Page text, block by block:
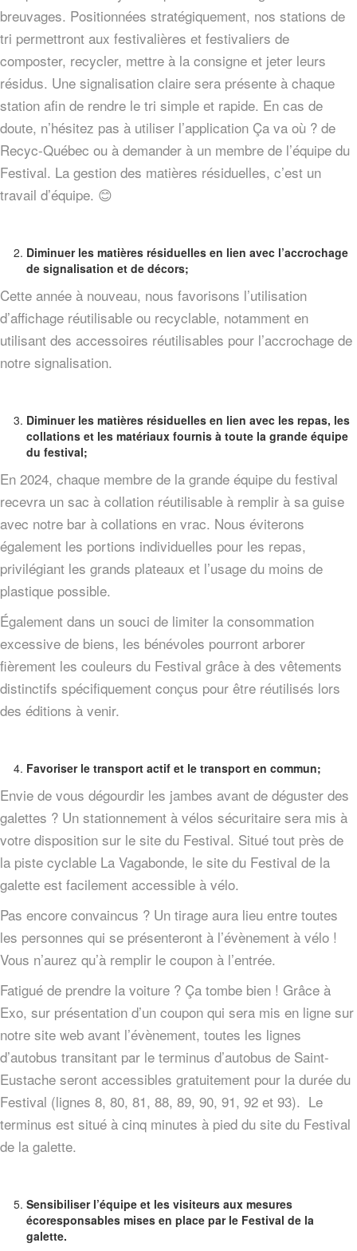
breuvages. Positionnées stratégiquement, nos stations de
tri permettront aux festivalières et festivaliers de
composter, recycler, mettre à la consigne et jeter leurs
résidus. Une signalisation claire sera présente à chaque
station afin de rendre le tri simple et rapide. En cas de
doute, n’hésitez pas à utiliser l’application Ça va où ? de
Recyc-Québec ou à demander à un membre de l’équipe du
Festival. La gestion des matières résiduelles, c’est un
travail d’équipe. 😊
Diminuer les matières résiduelles en lien avec l’accrochage
de signalisation et de décors;
Cette année à nouveau, nous favorisons l’utilisation
d’affichage réutilisable ou recyclable, notamment en
utilisant des accessoires réutilisables pour l’accrochage de
notre signalisation.
Diminuer les matières résiduelles en lien avec les repas, les
collations et les matériaux fournis à toute la grande équipe
du festival;
En 2024, chaque membre de la grande équipe du festival
recevra un sac à collation réutilisable à remplir à sa guise
avec notre bar à collations en vrac. Nous éviterons
également les portions individuelles pour les repas,
privilégiant les grands plateaux et l’usage du moins de
plastique possible.
Également dans un souci de limiter la consommation
excessive de biens, les bénévoles pourront arborer
fièrement les couleurs du Festival grâce à des vêtements
distinctifs spécifiquement conçus pour être réutilisés lors
des éditions à venir.
Favoriser le transport actif et le transport en commun;
Envie de vous dégourdir les jambes avant de déguster des
galettes ? Un stationnement à vélos sécuritaire sera mis à
votre disposition sur le site du Festival. Situé tout près de
la piste cyclable La Vagabonde, le site du Festival de la
galette est facilement accessible à vélo.
Pas encore convaincus ? Un tirage aura lieu entre toutes
les personnes qui se présenteront à l’évènement à vélo !
Vous n’aurez qu’à remplir le coupon à l’entrée.
Fatigué de prendre la voiture ? Ça tombe bien ! Grâce à
Exo, sur présentation d’un coupon qui sera mis en ligne sur
notre site web avant l’évènement, toutes les lignes
d’autobus transitant par le terminus d’autobus de Saint-
Eustache seront accessibles gratuitement pour la durée du
Festival (lignes 8, 80, 81, 88, 89, 90, 91, 92 et 93). Le
terminus est situé à cinq minutes à pied du site du Festival
de la galette.
Sensibiliser l’équipe et les visiteurs aux mesures
écoresponsables mises en place par le Festival de la
galette.